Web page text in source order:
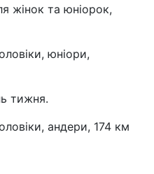
жінок та юніорок,
юніори,
тижня.
андери, 174 км